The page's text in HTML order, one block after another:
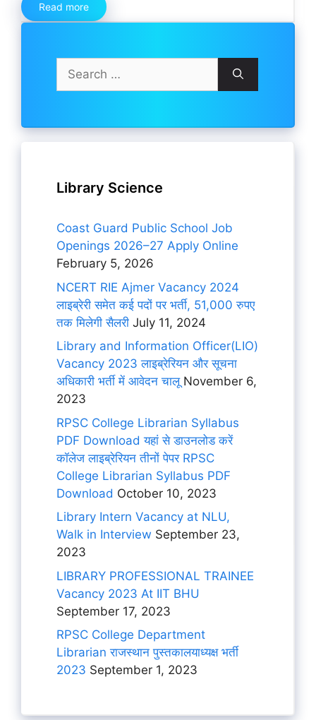
Read more
Search
for:
Library Science
Coast Guard Public School Job
Openings 2026–27 Apply Online
February 5, 2026
NCERT RIE Ajmer Vacancy 2024
लाइब्रेरी समेत कई पदों पर भर्ती, 51,000 रुपए
तक मिलेगी सैलरी July 11, 2024
Library and Information Officer(LIO)
Vacancy 2023 लाइब्रेरियन और सूचना
अधिकारी भर्ती में आवेदन चालूNovember 6,
2023
RPSC College Librarian Syllabus
PDF Download यहां से डाउनलोड करें
कॉलेज लाइब्रेरियन तीनों पेपर RPSC
College Librarian Syllabus PDF
Download October 10, 2023
Library Intern Vacancy at NLU,
Walk in Interview September 23,
2023
LIBRARY PROFESSIONAL TRAINEE
Vacancy 2023 At IIT BHU
September 17, 2023
RPSC College Department
Librarian राजस्थान पुस्तकालयाध्यक्ष भर्ती
2023 September 1, 2023